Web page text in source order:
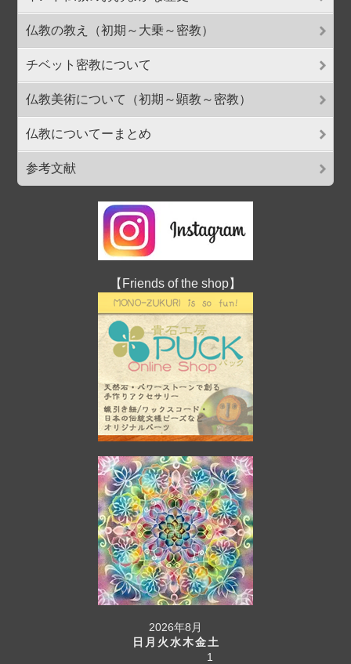
仏教の教え（初期～大乗～密教）
チベット密教について
仏教美術について（初期～顕教～密教）
仏教についてーまとめ
参考文献
【Friends of the shop】
2026年8月
日 月 火水木金土
1